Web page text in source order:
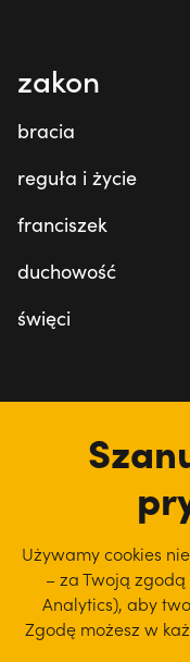
zakon
bracia
reguła i życie
franciszek
duchowość
święci
Używamy cookies
– za Twoją
Analytics), aby
Zgodę możesz w